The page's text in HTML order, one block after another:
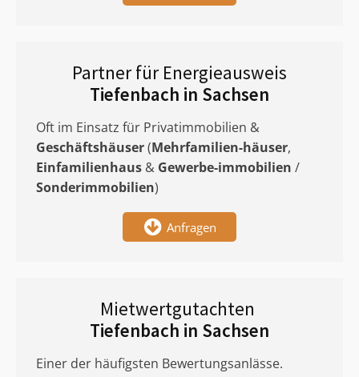
Partner für Energieausweis
Tiefenbach in Sachsen
Oft im Einsatz für Privatimmobilien &
Geschäftshäuser(Mehrfamilien-häuser,
Einfamilienhaus & Gewerbe-immobilien /
Sonderimmobilien)
Anfragen
Mietwertgutachten
Tiefenbach in Sachsen
Einer der häufigsten Bewertungsanlässe.